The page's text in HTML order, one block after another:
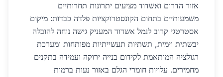
אזור הדרום ואשדוד מציעים יתרונות תחרותיים
משמעותיים בתחום הקונסטרוקציות פלדה כבדות: מיקום
אסטרטגי קרוב לנמל אשדוד המעניק גישה נוחה להובלה
יבשתית וימית, תשתיות תעשייתיות מפותחות ומערכת
רגולציה המותאמת לקידום בנייה ירוקה ועמידה בתקנים
מחמירים. עלויות חומרי הגלם באזור נעות ברמות